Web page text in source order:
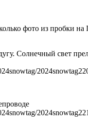
фото из пробки на
Солнечный свет